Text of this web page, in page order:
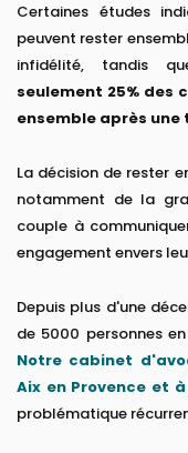
Certaines études
peuvent rester
infidélité, tandis
seulement 25% des
ensemble après
La décision de rester
notamment de la
couple à
engagement envers
Depuis plus d'une
de 5000 personnes
Notre cabinet
Aix en Provence et
problématique